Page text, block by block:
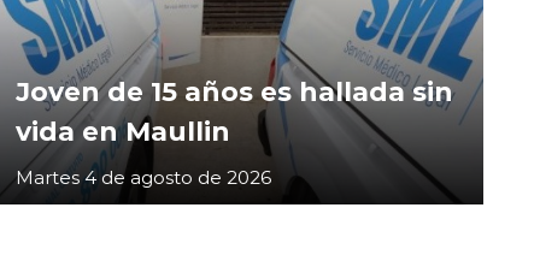
Joven de 15 años es hallada sin
vida en Maullin
Martes 4 de agosto de 2026